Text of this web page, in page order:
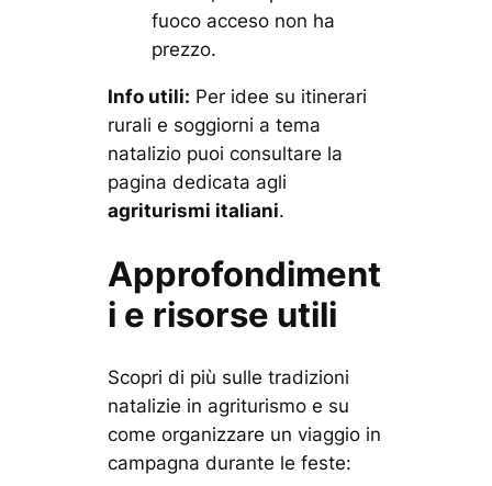
fuoco acceso non ha
prezzo.
Info utili: Per idee su itinerari
rurali e soggiorni a tema
natalizio puoi consultare la
pagina dedicata agli
agriturismi italiani.
Approfondiment
i e risorse utili
Scopri di più sulle tradizioni
natalizie in agriturismo e su
come organizzare un viaggio in
campagna durante le feste: